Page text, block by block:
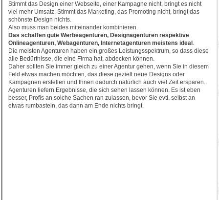
Stimmt das Design einer Webseite, einer Kampagne nicht, bringt es nicht
viel mehr Umsatz. Stimmt das Marketing, das Promoting nicht, bringt das
schönste Design nichts.
Also muss man beides miteinander kombinieren.
Das schaffen gute Werbeagenturen, Designagenturen respektive
Onlineagenturen, Webagenturen, Internetagenturen meistens ideal .
Die meisten Agenturen haben ein großes Leistungsspektrum, so dass diese
alle Bedürfnisse, die eine Firma hat, abdecken können.
Daher sollten Sie immer gleich zu einer Agentur gehen, wenn Sie in diesem
Feld etwas machen möchten, das diese gezielt neue Designs oder
Kampagnen erstellen und Ihnen dadurch natürlich auch viel Zeit ersparen.
Agenturen liefern Ergebnisse, die sich sehen lassen können. Es ist eben
besser, Profis an solche Sachen ran zulassen, bevor Sie evtl. selbst an
etwas rumbasteln, das dann am Ende nichts bringt.